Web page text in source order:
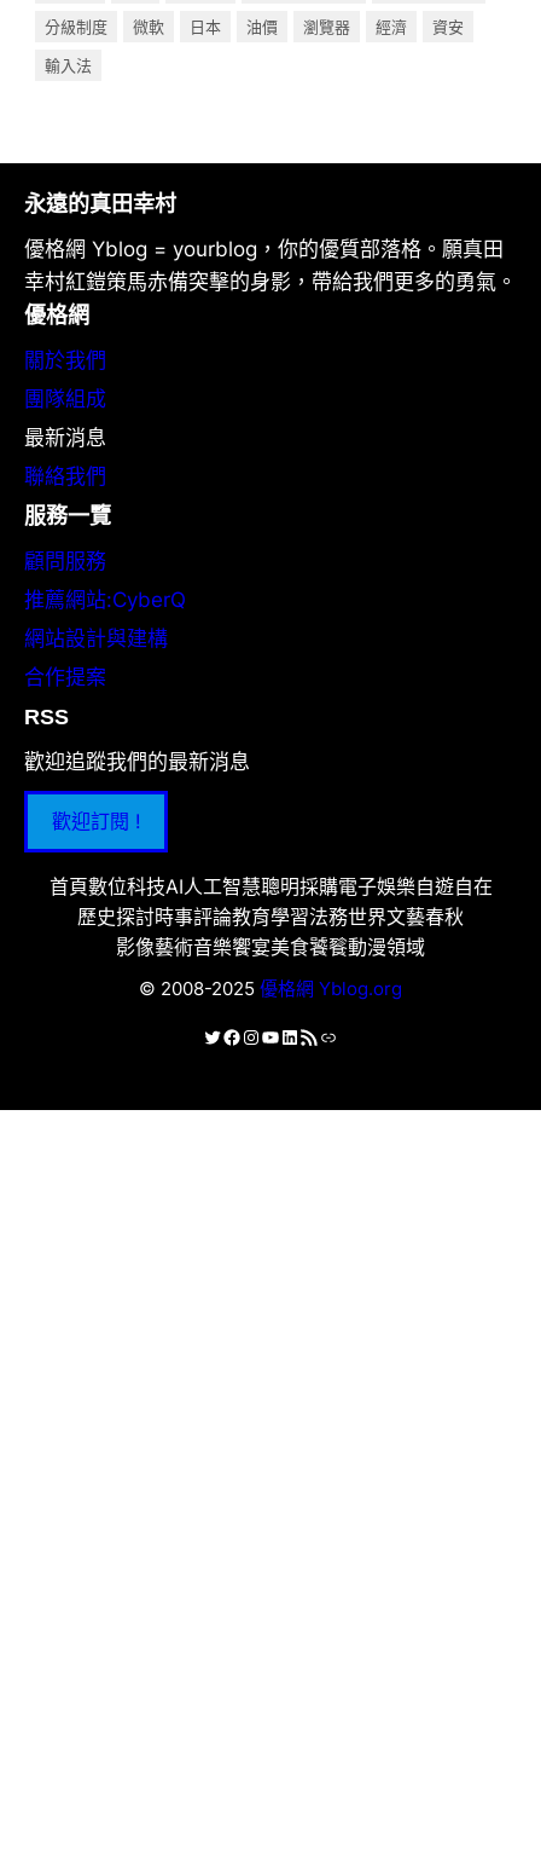
分級制度
微軟 日本 油價 瀏覽器 經濟
資安
輸入法
永遠的真田幸村
優格網 Yblog = yourblog，你的優質部落格。願真田
幸村紅鎧策馬赤備突擊的身影，帶給我們更多的勇氣。
優格網
關於我們
團隊組成
最新消息
聯絡我們
服務一覽
顧問服務
推薦網站:CyberQ
網站設計與建構
合作提案
RSS
歡迎追蹤我們的最新消息
歡迎訂閱 !
首頁數位科技AI人工智慧聰明採購電子娛樂自遊自在
歷史探討時事評論教育學習法務世界文藝春秋
影像藝術音樂饗宴美食饕餮動漫領域
© 2008-2025 優格網 Yblog.org
X Facebook
Instagram
YouTube
LinkedIn
RSS 資訊提供連結